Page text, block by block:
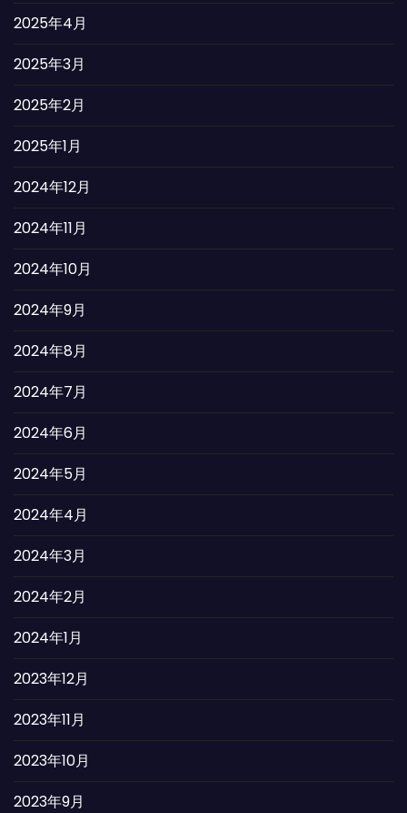
2025年4月
2025年3月
2025年2月
2025年1月
2024年12月
2024年11月
2024年10月
2024年9月
2024年8月
2024年7月
2024年6月
2024年5月
2024年4月
2024年3月
2024年2月
2024年1月
2023年12月
2023年11月
2023年10月
2023年9月